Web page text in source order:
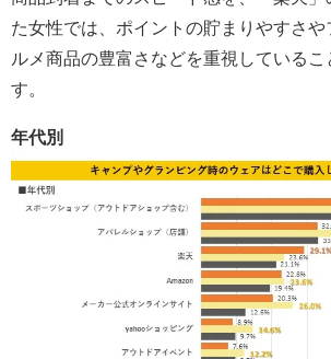
た女性では、ポイントの貯まりやすさ
ルメ商品の豊富さなどを重視しているこ
す。
年代別